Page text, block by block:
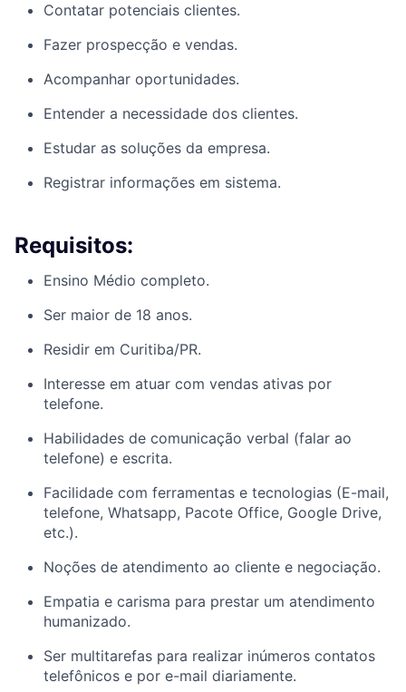
Contatar potenciais clientes.
Fazer prospecção e vendas.
Acompanhar oportunidades.
Entender a necessidade dos clientes.
Estudar as soluções da empresa.
Registrar informações em sistema.
Requisitos:
Ensino Médio completo.
Ser maior de 18 anos.
Residir em Curitiba/PR.
Interesse em atuar com vendas ativas por
telefone.
Habilidades de comunicação verbal (falar ao
telefone) e escrita.
Facilidade com ferramentas e tecnologias (E-mail,
telefone, Whatsapp, Pacote Office, Google Drive,
etc.).
Noções de atendimento ao cliente e negociação.
Empatia e carisma para prestar um atendimento
humanizado.
Ser multitarefas para realizar inúmeros contatos
telefônicos e por e-mail diariamente.